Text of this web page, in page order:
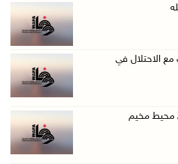
الإرهابيين على بيت ...
مع الاحتلال في
محيط مخيم